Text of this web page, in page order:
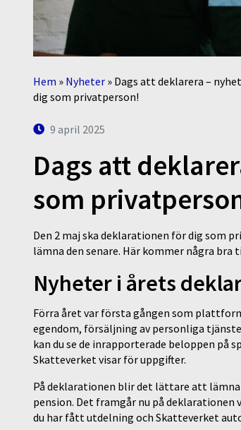
Hem » Nyheter » Dags att deklarera –
dig som privatperson!
9 april 2025
Dags att
som
Den 2 maj ska deklarationen för dig som
lämna den senare. Här kommer några bra
Nyheter i årets
Förra året var första gången som
egendom, försäljning av personliga
kan du se de inrapporterade beloppen på
Skatteverket visar för uppgifter.
På deklarationen blir det lättare att
pension. Det framgår nu på
du har fått utdelning och Skatteverket